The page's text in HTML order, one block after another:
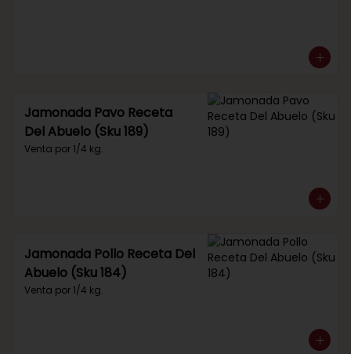
Jamonada Pavo Receta
Del Abuelo (Sku 189)
Venta por 1/4 kg.
Jamonada Pollo Receta Del
Abuelo (Sku 184)
Venta por 1/4 kg.